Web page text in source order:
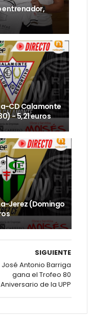
entrenador,
CD Calamonte
- 5,21 euros
Jerez (Domingo
SIGUIENTE
José Antonio Barriga
gana el Trofeo 80
Aniversario de la UPP